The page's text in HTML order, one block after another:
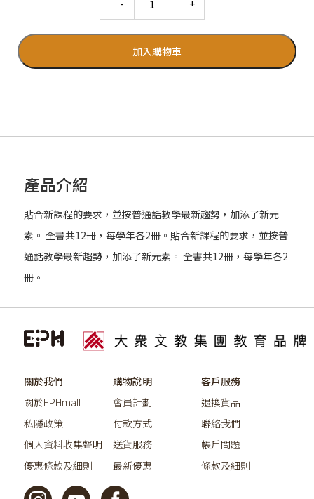
加入購物車
產品介紹
貼合新課程的要求，並按普通話教學最新趨勢，加添了新元
素。 全書共12冊，每學年各2冊。貼合新課程的要求，並按普
通話教學最新趨勢，加添了新元素。 全書共12冊，每學年各2
冊。
關於我們
關於EPHmall
私隱政策
個人資料收集聲明
優惠條款及細則
購物說明
會員計劃
付款方式
送貨服務
最新優惠
客戶服務
退換貨品
聯絡我們
帳戶問題
條款及細則